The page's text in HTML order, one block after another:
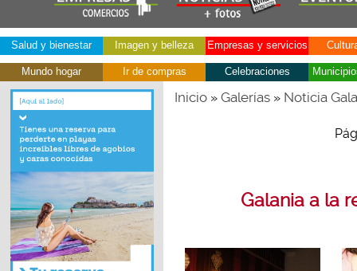
Salud y bienestar Imagen y belleza Empresas y servicios
Mundo hogar Ir de compras Celebraciones
Inicio» Galerías» Noticia
Galania a la